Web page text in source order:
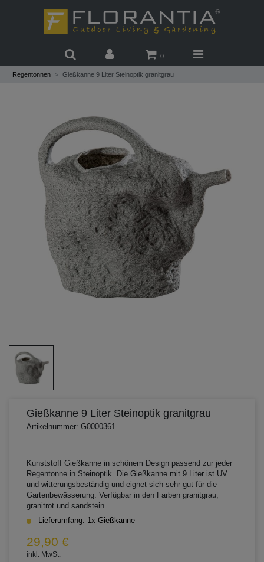
0
Regentonnen Gießkanne 9 Liter Steinoptik granitgrau
Gießkanne 9 Liter Steinoptik granitgrau
Artikelnummer: G0000361
Kunststoff Gießkanne in schönem Design passend zur jeder
Regentonne in Steinoptik. Die Gießkanne mit 9 Liter ist UV
und witterungsbeständig und eignet sich sehr gut für die
Gartenbewässerung. Verfügbar in den Farben granitgrau,
granitrot und sandstein.
Lieferumfang: 1x Gießkanne
29,90 €
inkl. MwSt.